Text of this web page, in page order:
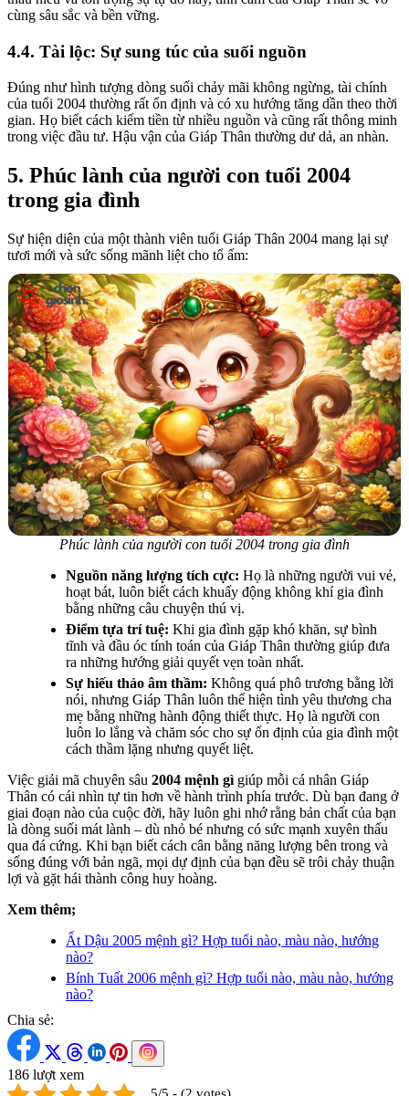
cùng sâu sắc và bền vững.
4.4. Tài lộc: Sự sung túc của suối nguồn
Đúng như hình tượng dòng suối chảy mãi không ngừng, tài chính
của tuổi 2004 thường rất ổn định và có xu hướng tăng dần theo thời
gian. Họ biết cách kiếm tiền từ nhiều nguồn và cũng rất thông minh
trong việc đầu tư. Hậu vận của Giáp Thân thường dư dả, an nhàn.
5. Phúc lành của người con tuổi 2004
trong gia đình
Sự hiện diện của một thành viên tuổi Giáp Thân 2004 mang lại sự
tươi mới và sức sống mãnh liệt cho tổ ấm:
Phúc lành của người con tuổi 2004 trong gia đình
Nguồn năng lượng tích cực: Họ là những người vui vẻ,
hoạt bát, luôn biết cách khuấy động không khí gia đình
bằng những câu chuyện thú vị.
Điểm tựa trí tuệ: Khi gia đình gặp khó khăn, sự bình
tĩnh và đầu óc tính toán của Giáp Thân thường giúp đưa
ra những hướng giải quyết vẹn toàn nhất.
Sự hiếu thảo âm thầm: Không quá phô trương bằng lời
nói, nhưng Giáp Thân luôn thể hiện tình yêu thương cha
mẹ bằng những hành động thiết thực. Họ là người con
luôn lo lắng và chăm sóc cho sự ổn định của gia đình một
cách thầm lặng nhưng quyết liệt.
Việc giải mã chuyên sâu 2004 mệnh gì giúp mỗi cá nhân Giáp
Thân có cái nhìn tự tin hơn về hành trình phía trước. Dù bạn đang ở
giai đoạn nào của cuộc đời, hãy luôn ghi nhớ rằng bản chất của bạn
là dòng suối mát lành – dù nhỏ bé nhưng có sức mạnh xuyên thấu
qua đá cứng. Khi bạn biết cách cân bằng năng lượng bên trong và
sống đúng với bản ngã, mọi dự định của bạn đều sẽ trôi chảy thuận
lợi và gặt hái thành công huy hoàng.
Xem thêm;
Ất Dậu 2005 mệnh gì? Hợp tuổi nào, màu nào, hướng
nào?
Bính Tuất 2006 mệnh gì? Hợp tuổi nào, màu nào, hướng
nào?
Chia sẻ:
186 lượt xem